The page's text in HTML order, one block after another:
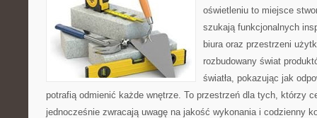
oświetleniu to miejsce
szukają funkcjonalnych
biura oraz przestrzeni
rozbudowany świat
światła, pokazując jak
potrafią odmienić każde wnętrze. To przestrzeń dla tych, którzy
jednocześnie zwracają uwagę na jakość wykonania i codzienny